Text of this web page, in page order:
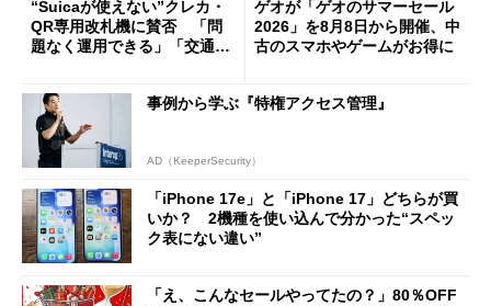
“Suicaが使えない”クレカ・
QR専用改札機に賛否 「問
題なく運用できる」「交通系I
ゲオが「ゲオのサマーセール
2026」を8月8日から開催、中
古のスマホやゲームがお得に
事例から学ぶ『特権アクセス管理』
AD（KeeperSecurity）
「iPhone 17e」と「iPhone 17」どちらが買
いか？ 2機種を使い込んで分かった“スペッ
ク表にない違い”
「え、こんなセールやってたの？」80％OFF